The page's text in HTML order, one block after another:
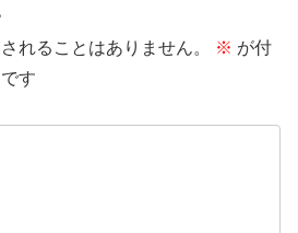
れることはありません。 ※ が付
す